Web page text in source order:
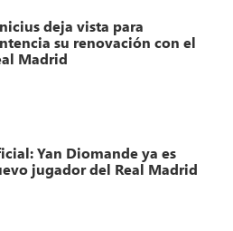
deja vista para
su renovación con el
Madrid
Yan Diomande ya es
jugador del Real Madrid